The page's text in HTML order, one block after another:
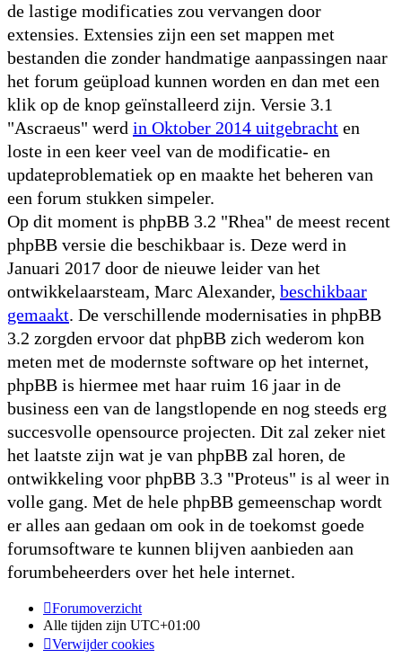
de lastige modificaties zou vervangen door
extensies. Extensies zijn een set mappen met
bestanden die zonder handmatige aanpassingen naar
het forum geüpload kunnen worden en dan met een
klik op de knop geïnstalleerd zijn. Versie 3.1
"Ascraeus" werd in Oktober 2014 uitgebracht en
loste in een keer veel van de modificatie- en
updateproblematiek op en maakte het beheren van
een forum stukken simpeler.
Op dit moment is phpBB 3.2 "Rhea" de meest recent
phpBB versie die beschikbaar is. Deze werd in
Januari 2017 door de nieuwe leider van het
ontwikkelaarsteam, Marc Alexander, beschikbaar
gemaakt. De verschillende modernisaties in phpBB
3.2 zorgden ervoor dat phpBB zich wederom kon
meten met de modernste software op het internet,
phpBB is hiermee met haar ruim 16 jaar in de
business een van de langstlopende en nog steeds erg
succesvolle opensource projecten. Dit zal zeker niet
het laatste zijn wat je van phpBB zal horen, de
ontwikkeling voor phpBB 3.3 "Proteus" is al weer in
volle gang. Met de hele phpBB gemeenschap wordt
er alles aan gedaan om ook in de toekomst goede
forumsoftware te kunnen blijven aanbieden aan
forumbeheerders over het hele internet.
Forumoverzicht
Alle tijden zijn UTC+01:00
Verwijder cookies